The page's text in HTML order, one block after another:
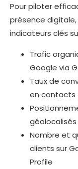
Pour piloter
présence digitale,
indicateurs clés
Trafic
Google via
Taux de
en contacts
géolocalisés
Nombre et
clients sur
Profile